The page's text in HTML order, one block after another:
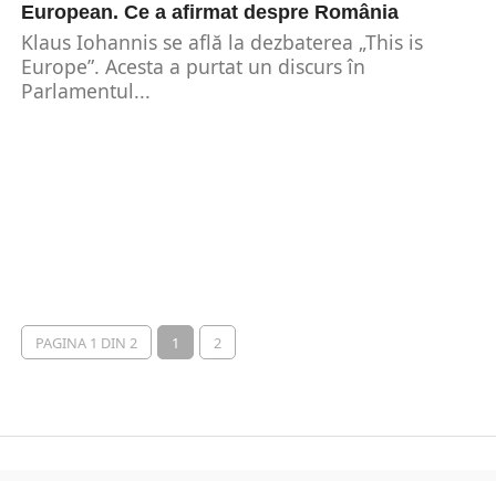
European. Ce a afirmat despre România
Klaus Iohannis se află la dezbaterea „This is
Europe”. Acesta a purtat un discurs în
Parlamentul...
PAGINA 1 DIN 2 1 2